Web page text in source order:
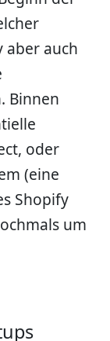
aber auch
Binnen
oder
(eine
Shopify
um